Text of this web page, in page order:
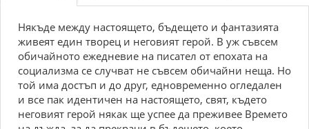
Някъде между настоящето, бъдещето и фантазията
живеят един творец и неговият герой. В уж съвсем
обичайното ежедневие на писател от епохата на
социализма се случват не съвсем обичайни неща. Но
той има достъп и до друг, едновременно огледален
и все пак идентичен на настоящето, свят, където
неговият герой някак ще успее да преживее Времето